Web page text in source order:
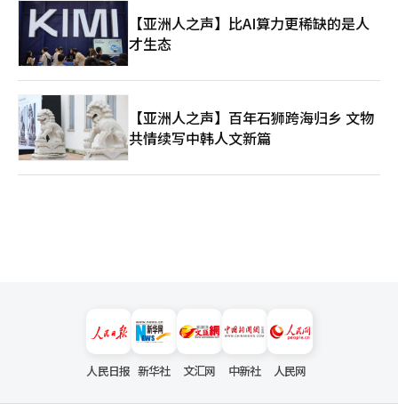
【亚洲人之声】比AI算力更稀缺的是人
才生态
【亚洲人之声】百年石狮跨海归乡 文物
共情续写中韩人文新篇
人民日报 新华社 文汇网 中新社 人民网